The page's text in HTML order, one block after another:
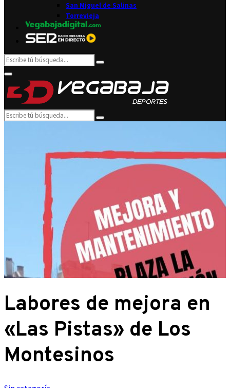
San Miguel de Salinas
Torrevieja
Search
for:
Search
Primary
Menu
Search
for:
Search
Labores de mejora en
«Las Pistas» de Los
Montesinos